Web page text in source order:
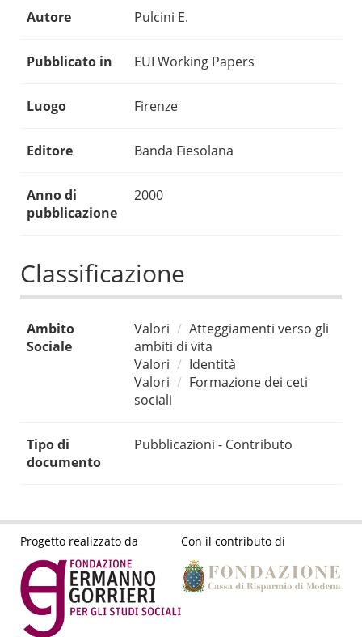
Autore Pulcini E.
Pubblicato in EUI Working Papers
Luogo Firenze
Editore Banda Fiesolana
Anno di
pubblicazione
2000
Classificazione
Ambito
Sociale
Valori
Atteggiamenti verso gli
ambiti di vita
Valori
Identità
Valori
Formazione dei ceti
sociali
Tipo di
documento
Pubblicazioni - Contributo
Progetto realizzato da Con il contributo di